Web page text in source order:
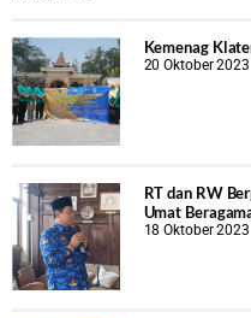
Kemenag
20 Oktober 2023
RT dan RW
Umat
18 Oktober 2023